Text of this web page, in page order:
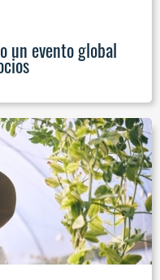
un evento global